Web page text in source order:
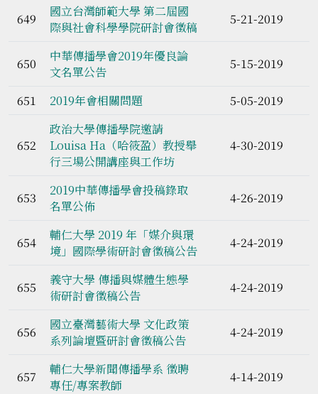
649
國立台灣師範大學 第二屆國
際與社會科學學院研討會徵稿
5-21-2019
650
中華傳播學會2019年優良論
文名單公告
5-15-2019
651 2019年會相關問題 5-05-2019
652
政治大學傳播學院邀請
Louisa Ha（哈筱盈）教授舉
行三場公開講座與工作坊
4-30-2019
653
2019中華傳播學會投稿錄取
名單公佈
4-26-2019
654
輔仁大學 2019 年「媒介與環
境」國際學術研討會徵稿公告
4-24-2019
655
義守大學 傳播與媒體生態學
術研討會徵稿公告
4-24-2019
656
國立臺灣藝術大學 文化政策
系列論壇暨研討會徵稿公告
4-24-2019
657
輔仁大學新聞傳播學系 徵聘
專任/專案教師
4-14-2019